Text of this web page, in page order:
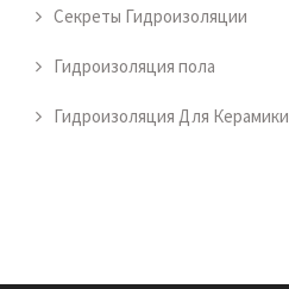
Секреты Гидроизоляции
Гидроизоляция пола
Гидроизоляция Для Керамики